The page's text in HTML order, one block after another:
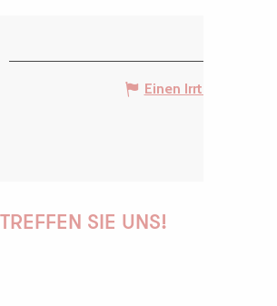
Einen Irrtum angeben
TREFFEN SIE UNS!